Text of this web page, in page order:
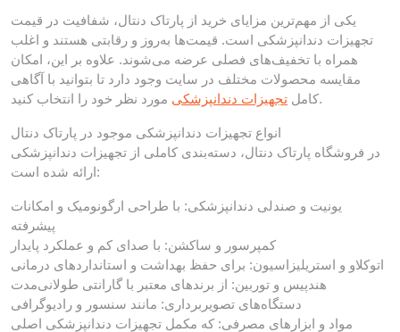
یکی از مهم‌ترین مزایای خرید از پارتاک دنتال، شفافیت در قیمت
تجهیزات دندانپزشکی است. قیمت‌ها به‌روز و رقابتی هستند و اغلب
همراه با تخفیف‌های فصلی عرضه می‌شوند. علاوه بر این، امکان
مقایسه محصولات مختلف در سایت وجود دارد تا بتوانید با آگاهی
کامل تجهیزات دندانپزشکی مورد نظر خود را انتخاب کنید.
انواع تجهیزات دندانپزشکی موجود در پارتاک دنتال
در فروشگاه پارتاک دنتال، دسته‌بندی کاملی از تجهیزات دندانپزشکی
ارائه شده است:
یونیت و صندلی دندانپزشکی: با طراحی ارگونومیک و امکانات
پیشرفته
کمپرسور و ساکشن: با صدای کم و عملکرد پایدار
اتوکلاو و استریلیزاسیون: برای حفظ بهداشت و استانداردهای درمانی
هندپیس و توربین: از برندهای معتبر با گارانتی طولانی‌مدت
دستگاه‌های تصویربرداری: مانند سنسور و رادیوگرافی
مواد و ابزارهای مصرفی: که مکمل تجهیزات دندانپزشکی اصلی